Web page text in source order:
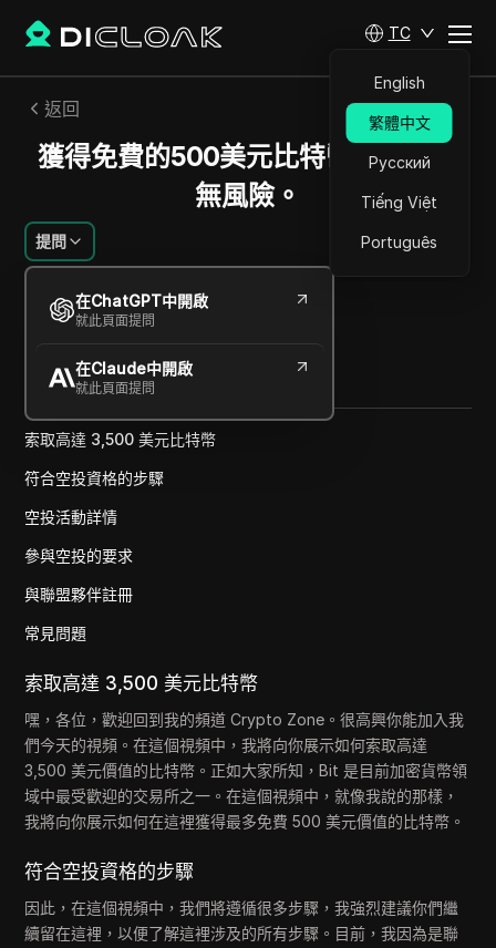
TC
English
繁體中文
Русский
Tiếng Việt
Português
返回
獲得免費的500美元比特幣，立即且
無風險。
提問
在ChatGPT中開啟
就此頁面提問
在Claude中開啟
就此頁面提問
林子峰
2024年11月 1 分鐘 閱讀
Copy Link
索取高達 3,500 美元比特幣
符合空投資格的步驟
空投活動詳情
參與空投的要求
與聯盟夥伴註冊
常見問題
索取高達 3,500 美元比特幣
嘿，各位，歡迎回到我的頻道 Crypto Zone。很高興你能加入我
們今天的視頻。在這個視頻中，我將向你展示如何索取高達
3,500 美元價值的比特幣。正如大家所知，Bit 是目前加密貨幣領
域中最受歡迎的交易所之一。在這個視頻中，就像我說的那樣，
我將向你展示如何在這裡獲得最多免費 500 美元價值的比特幣。
符合空投資格的步驟
因此，在這個視頻中，我們將遵循很多步驟，我強烈建議你們繼
續留在這裡，以便了解這裡涉及的所有步驟。目前，我因為是聯